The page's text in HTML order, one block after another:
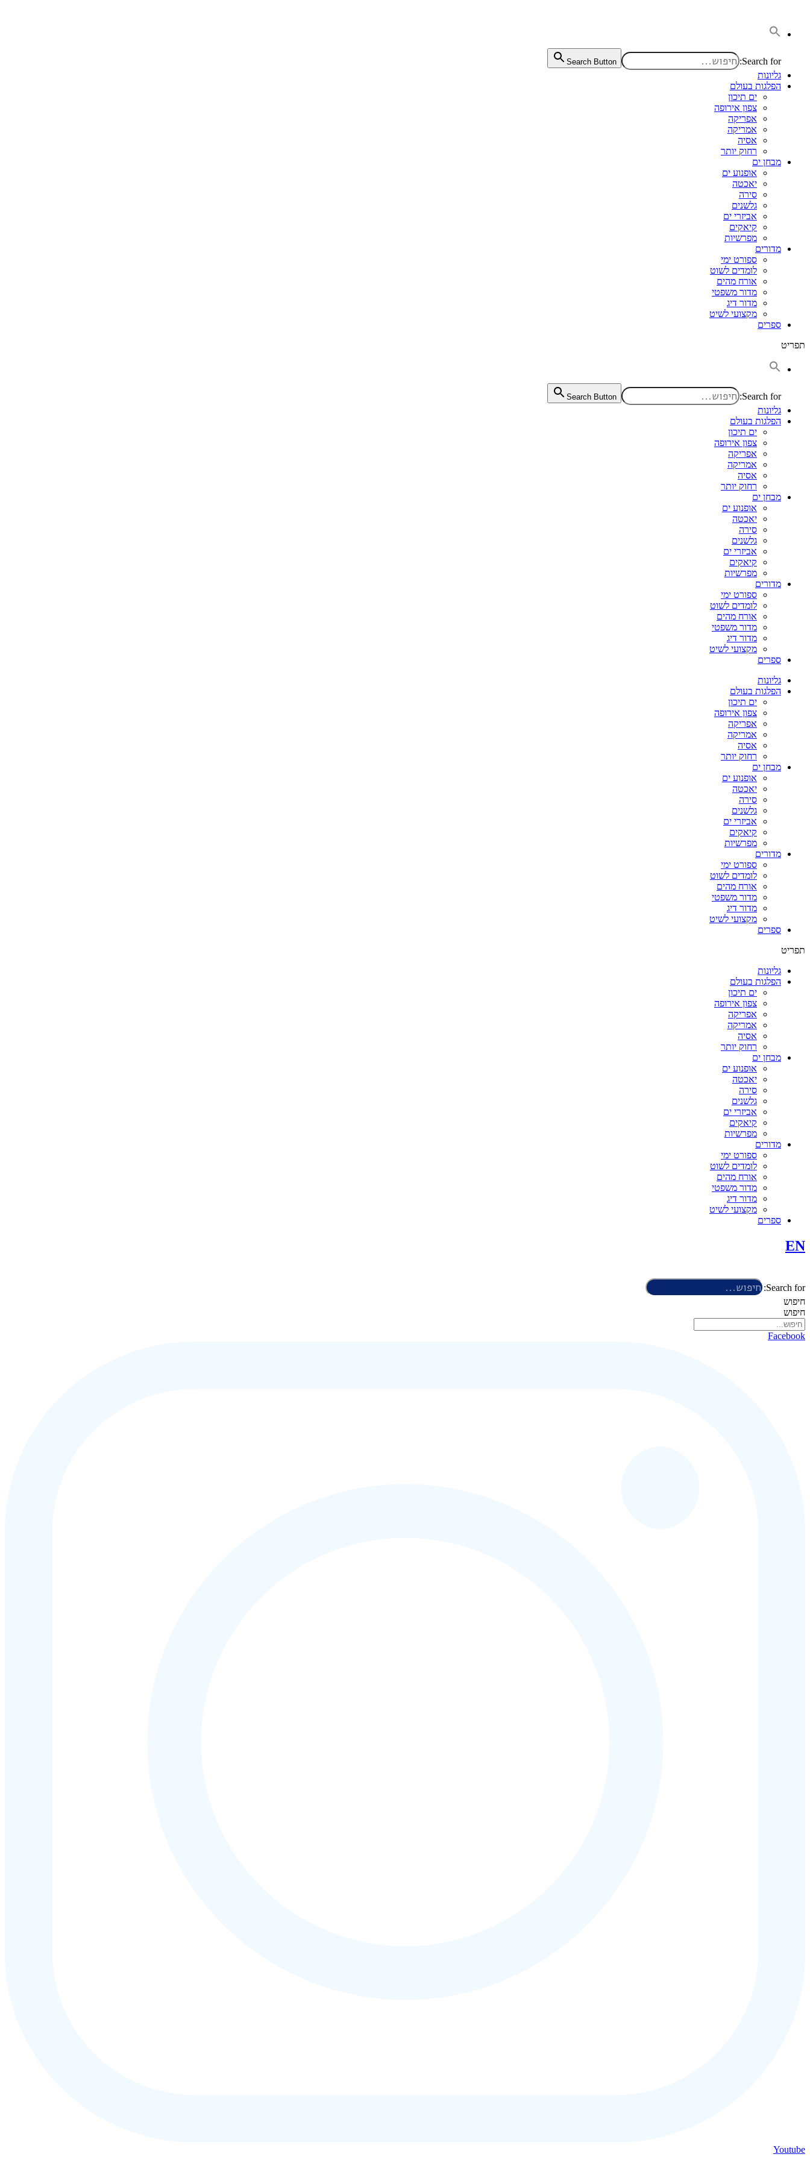
Search for:
Search Button
גליונות
הפלגות בעולם
ים תיכון
צפון אירופה
אפריקה
אמריקה
אסיה
רחוק יותר
מבחן ים
אופנוע ים
יאכטה
סירה
גלשנים
אביזרי ים
קיאקים
מפרשיות
מדורים
ספורט ימי
לומדים לשוט
אורח מהים
מדור משפטי
מדור דיג
מקצועי לשיט
ספרים
תפריט
Search for:
Search Button
גליונות
הפלגות בעולם
ים תיכון
צפון אירופה
אפריקה
אמריקה
אסיה
רחוק יותר
מבחן ים
אופנוע ים
יאכטה
סירה
גלשנים
אביזרי ים
קיאקים
מפרשיות
מדורים
ספורט ימי
לומדים לשוט
אורח מהים
מדור משפטי
מדור דיג
מקצועי לשיט
ספרים
גליונות
הפלגות בעולם
ים תיכון
צפון אירופה
אפריקה
אמריקה
אסיה
רחוק יותר
מבחן ים
אופנוע ים
יאכטה
סירה
גלשנים
אביזרי ים
קיאקים
מפרשיות
מדורים
ספורט ימי
לומדים לשוט
אורח מהים
מדור משפטי
מדור דיג
מקצועי לשיט
ספרים
תפריט
גליונות
הפלגות בעולם
ים תיכון
צפון אירופה
אפריקה
אמריקה
אסיה
רחוק יותר
מבחן ים
אופנוע ים
יאכטה
סירה
גלשנים
אביזרי ים
קיאקים
מפרשיות
מדורים
ספורט ימי
לומדים לשוט
אורח מהים
מדור משפטי
מדור דיג
מקצועי לשיט
ספרים
EN
Search for:
חיפוש
חיפוש
Facebook
Youtube